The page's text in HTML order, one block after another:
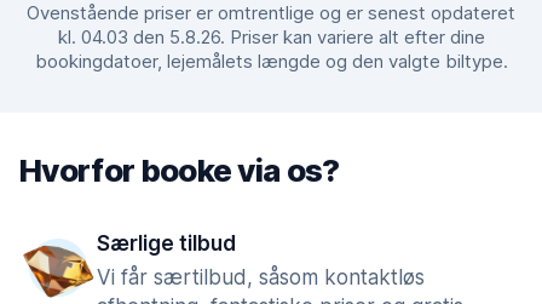
Ovenstående priser er omtrentlige og er senest opdateret
kl. 04.03 den 5.8.26. Priser kan variere alt efter dine
bookingdatoer, lejemålets længde og den valgte biltype.
Hvorfor booke via os?
Særlige tilbud
Vi får særtilbud, såsom kontaktløs